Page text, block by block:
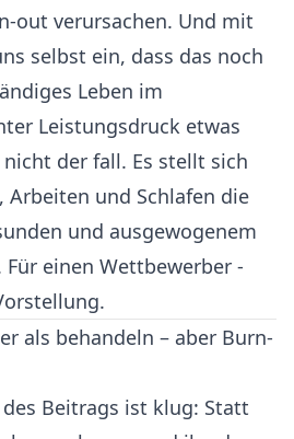
out verursachen. Und mit
selbst ein, dass das noch
Leben im
Leistungsdruck etwas
der fall. Es stellt sich
Arbeiten und Schlafen die
und ausgewogenem
einen Wettbewerber -
als behandeln – aber Burn-
Beitrags ist klug: Statt